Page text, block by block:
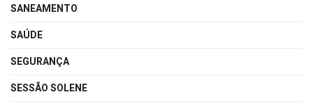
SANEAMENTO
SAÚDE
SEGURANÇA
SESSÃO SOLENE